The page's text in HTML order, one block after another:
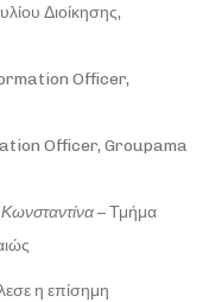
Διοίκησης,
Officer,
Officer, Groupama
– Τμήμα
η επίσημη